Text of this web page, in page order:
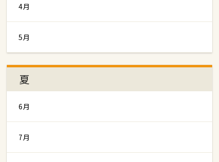
4月
5月
夏
6月
7月